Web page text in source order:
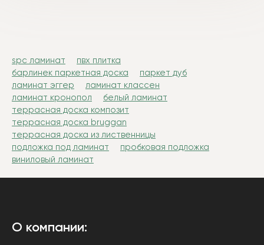
spc ламинат
пвх плитка
барлинек паркетная доска
паркет дуб
ламинат эггер
ламинат классен
ламинат кронопол
белый ламинат
террасная доска композит
террасная доска bruggan
террасная доска из лиственницы
подложка под ламинат
пробковая подложка
виниловый ламинат
О компании: